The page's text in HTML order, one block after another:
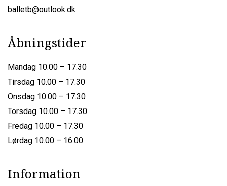
balletb@outlook.dk
Åbningstider
Mandag 10.00 – 17.30
Tirsdag 10.00 – 17.30
Onsdag 10.00 – 17.30
Torsdag 10.00 – 17.30
Fredag 10.00 – 17.30
Lørdag 10.00 – 16.00
Information